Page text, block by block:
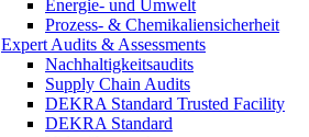
Energie- und Umwelt
Prozess- & Chemikaliensicherheit
Expert Audits & Assessments
Nachhaltigkeitsaudits
Supply Chain Audits
DEKRA Standard Trusted Facility
DEKRA Standard